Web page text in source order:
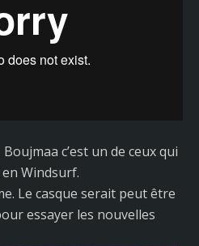
c’est un de ceux qui
Windsurf.
Le casque serait peut être
essayer les nouvelles